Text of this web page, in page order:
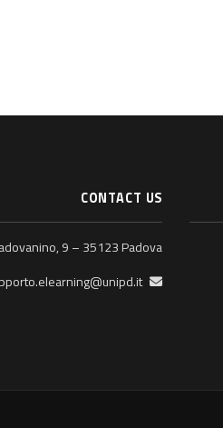
CONTACT US
9 – 35123 Padova
Email :